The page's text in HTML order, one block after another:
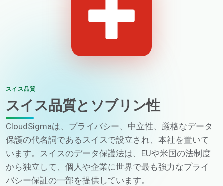
スイス品質
スイス品質とソブリン性
CloudSigmaは、プライバシー、中立性、厳格なデータ
保護の代名詞であるスイスで設立され、本社を置いて
います。スイスのデータ保護法は、EUや米国の法制度
から独立して、個人や企業に世界で最も強力なプライ
バシー保証の一部を提供しています。